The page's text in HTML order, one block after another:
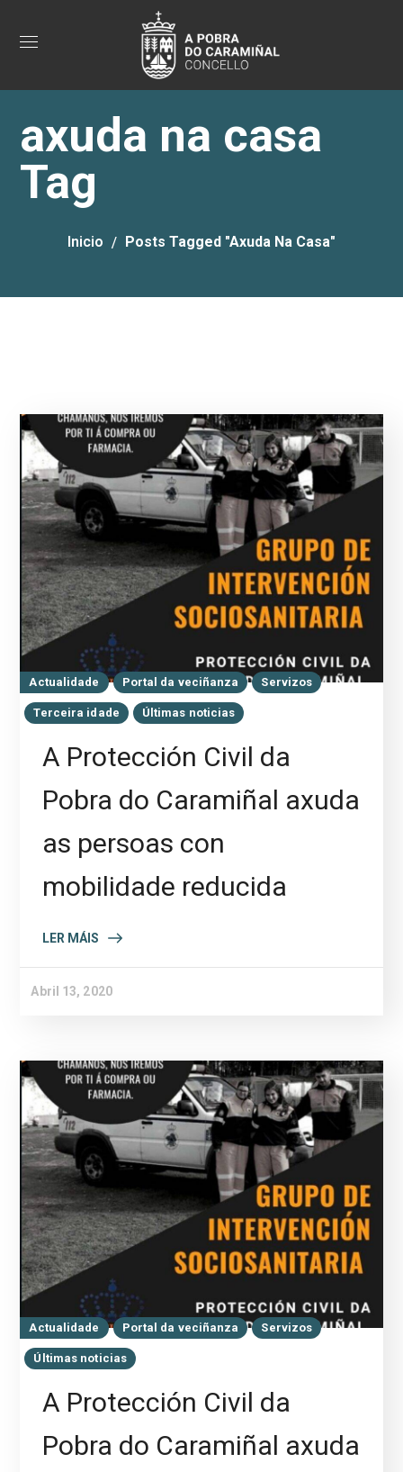
axuda na casa
Tag
Inicio Posts Tagged "axuda Na Casa"
Actualidade Portal da veciñanza Servizos
Terceira idade Últimas noticias
A Protección Civil da
Pobra do Caramiñal axuda
as persoas con
mobilidade reducida
LER MÁIS
Abril 13, 2020
Actualidade Portal da veciñanza Servizos
Últimas noticias
A Protección Civil da
Pobra do Caramiñal axuda